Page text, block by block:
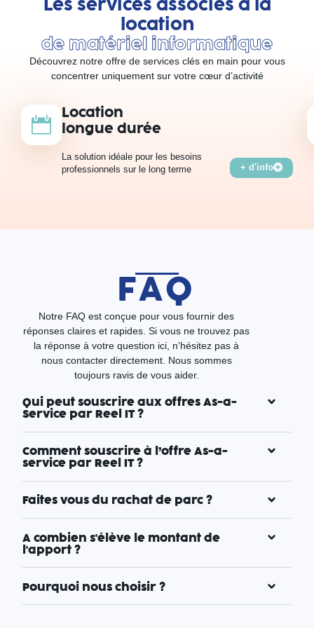
Les services associés à la
location
de matériel informatique
Découvrez notre offre de services clés en main pour vous
concentrer uniquement sur votre cœur d’activité
Location
longue durée
La solution idéale pour les besoins
professionnels sur le long terme
+ d'info
FAQ
Notre FAQ est conçue pour vous fournir des
réponses claires et rapides. Si vous ne trouvez pas
la réponse à votre question ici, n’hésitez pas à
nous contacter directement. Nous sommes
toujours ravis de vous aider.
Qui peut souscrire aux offres As-a-
Service par Reel IT ?
Comment souscrire à l’offre As-a-
service par Reel IT ?
Faites vous du rachat de parc ?
A combien s'élève le montant de
l'apport ?
Pourquoi nous choisir ?